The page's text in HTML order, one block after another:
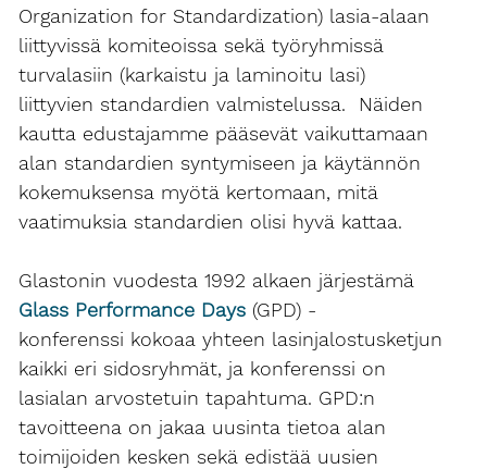
Organization for Standardization) lasia-alaan
liittyvissä komiteoissa sekä työryhmissä
turvalasiin (karkaistu ja laminoitu lasi)
liittyvien standardien valmistelussa. Näiden
kautta edustajamme pääsevät vaikuttamaan
alan standardien syntymiseen ja käytännön
kokemuksensa myötä kertomaan, mitä
vaatimuksia standardien olisi hyvä kattaa.
Glastonin vuodesta 1992 alkaen järjestämä
Glass Performance Days (GPD) -
konferenssi kokoaa yhteen lasinjalostusketjun
kaikki eri sidosryhmät, ja konferenssi on
lasialan arvostetuin tapahtuma. GPD:n
tavoitteena on jakaa uusinta tietoa alan
toimijoiden kesken sekä edistää uusien